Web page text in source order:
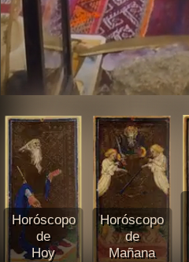
Horóscopo
de
Hoy
Horóscopo
de
Mañana